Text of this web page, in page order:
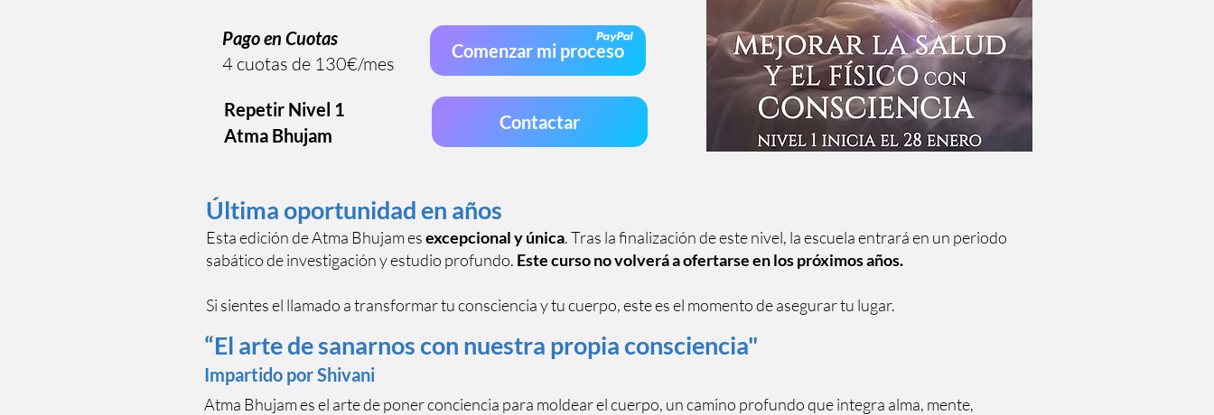
Pago en Cuotas
4 cuotas de 130€/mes
Comenzar mi proceso
Repetir Nivel 1
Atma Bhujam
Contactar
Última oportunidad en años
Esta edición de Atma Bhujam esexcepcional y única. Tras la finalización de este nivel, la escuela entrará en un periodo
sabático de investigación y estudio profundo. Este curso no volverá a ofertarse en los próximos años.
Si sientes el llamado a transformar tu consciencia y tu cuerpo, este es el momento de asegurar tu lugar.
“El arte de sanarnos con nuestra propia consciencia"
Impartido por Shivani
Atma Bhujam es el arte de poner conciencia para moldear el cuerpo, un camino profundo que integra alma, mente,